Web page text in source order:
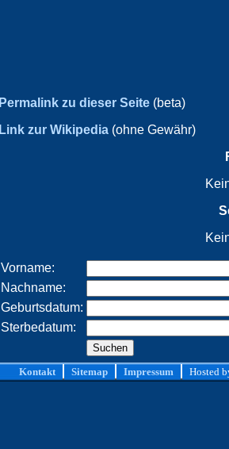
Permalink zu dieser Seite (beta)
Link zur Wikipedia (ohne Gewähr)
Vorname:
Nachname:
Geburtsdatum:
Sterbedatum:
Kontakt Sitemap Impressum Hosted